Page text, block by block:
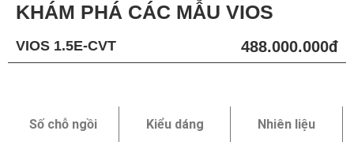
KHÁM PHÁ CÁC MẪU VIOS
VIOS 1.5E-CVT 488.000.000đ
Số chỗ ngồi Kiểu dáng Nhiên liệu